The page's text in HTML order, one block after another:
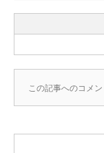
この記事へのコメン